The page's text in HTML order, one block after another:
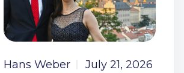
Hans Weber July 21, 2026